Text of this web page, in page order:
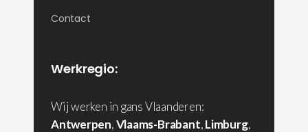
Contact
Werkregio:
Wij werken in gans Vlaanderen:
Antwerpen,Vlaams-Brabant,Limburg,